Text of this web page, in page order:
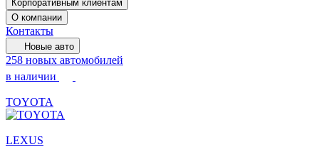
Корпоративным клиентам
О компании
Контакты
Новые авто
258 новых автомобилей
в наличии
TOYOTA
LEXUS